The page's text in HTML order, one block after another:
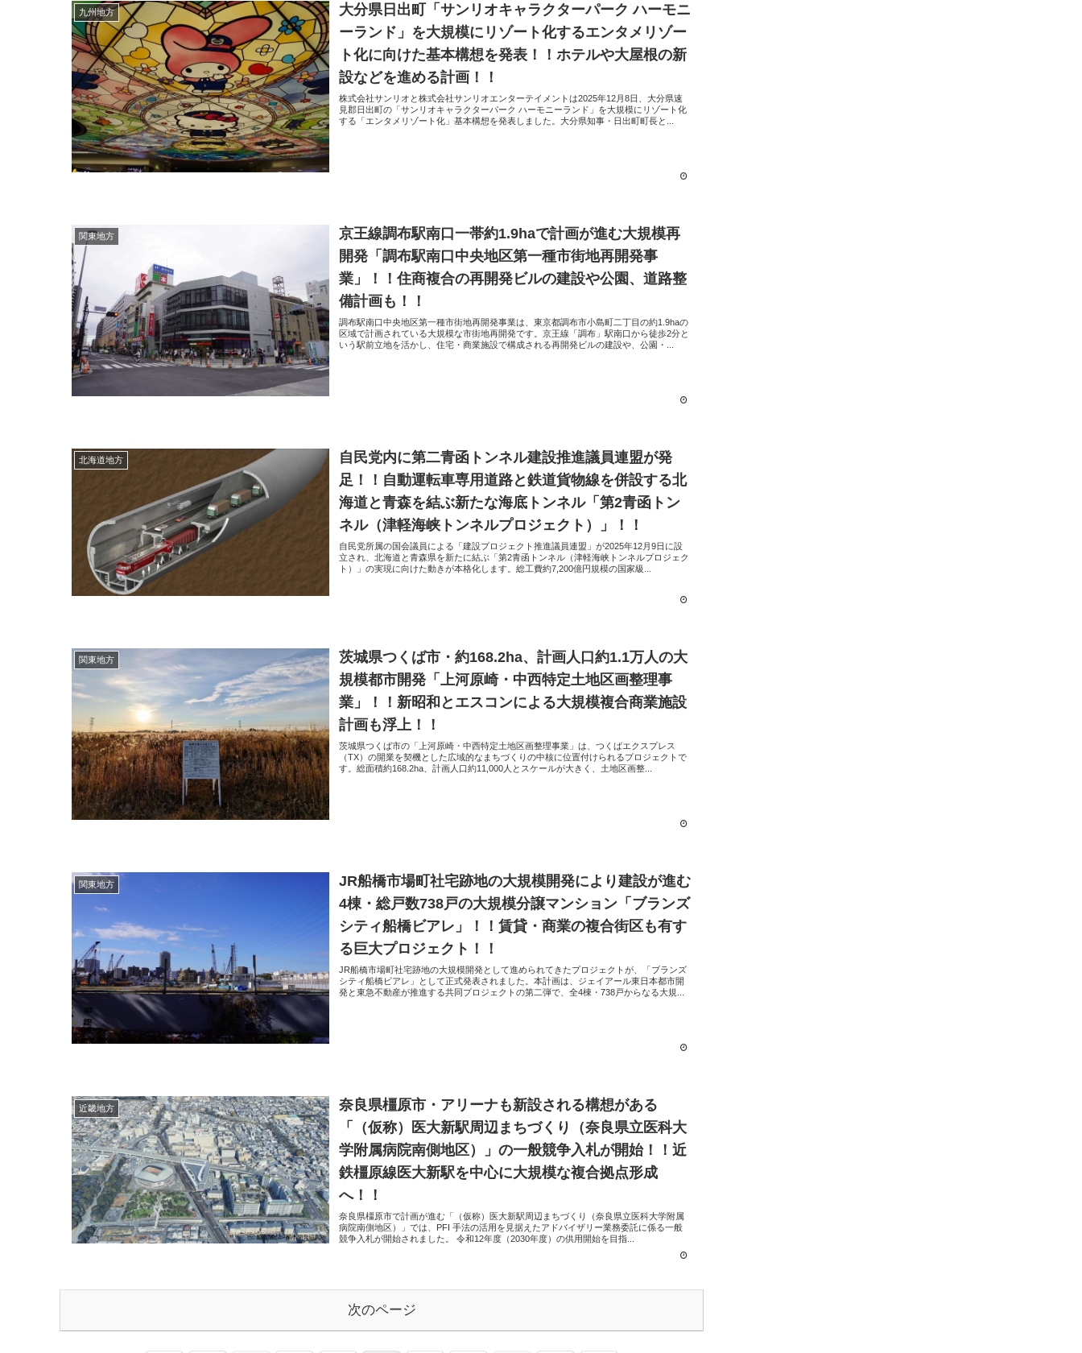
九州地方
大分県日出町「サンリオキャラクターパーク ハーモニ
ーランド」を大規模にリゾート化するエンタメリゾー
ト化に向けた基本構想を発表！！ホテルや大屋根の新
設などを進める計画！！
株式会社サンリオと株式会社サンリオエンターテイメントは2025年12月8日、大分県速
見郡日出町の「サンリオキャラクターパーク ハーモニーランド」を大規模にリゾート化
する「エンタメリゾート化」基本構想を発表しました。大分県知事・日出町町長と...
関東地方
京王線調布駅南口一帯約1.9haで計画が進む大規模再
開発「調布駅南口中央地区第一種市街地再開発事
業」！！住商複合の再開発ビルの建設や公園、道路整
備計画も！！
調布駅南口中央地区第一種市街地再開発事業は、東京都調布市小島町二丁目の約1.9haの
区域で計画されている大規模な市街地再開発です。京王線「調布」駅南口から徒歩2分と
いう駅前立地を活かし、住宅・商業施設で構成される再開発ビルの建設や、公園・...
北海道地方
自民党内に第二青函トンネル建設推進議員連盟が発
足！！自動運転車専用道路と鉄道貨物線を併設する北
海道と青森を結ぶ新たな海底トンネル「第2青函トン
ネル（津軽海峡トンネルプロジェクト）」！！
自民党所属の国会議員による「建設プロジェクト推進議員連盟」が2025年12月9日に設
立され、北海道と青森県を新たに結ぶ「第2青函トンネル（津軽海峡トンネルプロジェク
ト）」の実現に向けた動きが本格化します。総工費約7,200億円規模の国家級...
関東地方
茨城県つくば市・約168.2ha、計画人口約1.1万人の大
規模都市開発「上河原崎・中西特定土地区画整理事
業」！！新昭和とエスコンによる大規模複合商業施設
計画も浮上！！
茨城県つくば市の「上河原崎・中西特定土地区画整理事業」は、つくばエクスプレス
（TX）の開業を契機とした広域的なまちづくりの中核に位置付けられるプロジェクトで
す。総面積約168.2ha、計画人口約11,000人とスケールが大きく、土地区画整...
関東地方
JR船橋市場町社宅跡地の大規模開発により建設が進む
4棟・総戸数738戸の大規模分譲マンション「ブランズ
シティ船橋ビアレ」！！賃貸・商業の複合街区も有す
る巨大プロジェクト！！
JR船橋市場町社宅跡地の大規模開発として進められてきたプロジェクトが、「ブランズ
シティ船橋ビアレ」として正式発表されました。本計画は、ジェイアール東日本都市開
発と東急不動産が推進する共同プロジェクトの第二弾で、全4棟・738戸からなる大規...
近畿地方
奈良県橿原市・アリーナも新設される構想がある
「（仮称）医大新駅周辺まちづくり（奈良県立医科大
学附属病院南側地区）」の一般競争入札が開始！！近
鉄橿原線医大新駅を中心に大規模な複合拠点形成
へ！！
奈良県橿原市で計画が進む「（仮称）医大新駅周辺まちづくり（奈良県立医科大学附属
病院南側地区）」では、PFI 手法の活用を見据えたアドバイザリー業務委託に係る一般
競争入札が開始されました。 令和12年度（2030年度）の供用開始を目指...
次のページ